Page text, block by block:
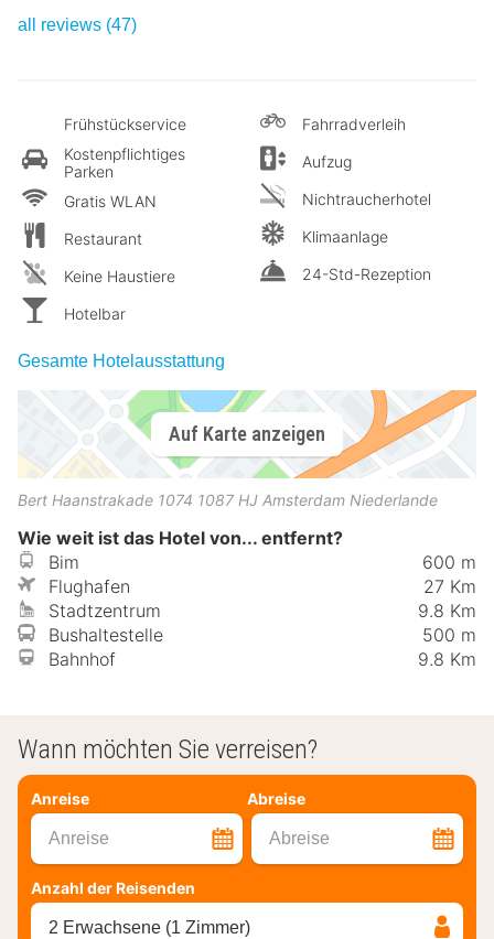
all reviews (47)
Frühstückservice
Kostenpflichtiges
Parken
Gratis WLAN
Restaurant
Keine Haustiere
Hotelbar
Fahrradverleih
Aufzug
Nichtraucherhotel
Klimaanlage
24-Std-Rezeption
Gesamte Hotelausstattung
Auf Karte anzeigen
Bert Haanstrakade 1074 1087 HJ Amsterdam Niederlande
Wie weit ist das Hotel von... entfernt?
Bim
600 m
Flughafen
27 Km
Stadtzentrum
9.8 Km
Bushaltestelle
500 m
Bahnhof
9.8 Km
Wann möchten Sie verreisen?
Anreise Abreise
Anreise Abreise
Anzahl der Reisenden
2 Erwachsene (1 Zimmer)